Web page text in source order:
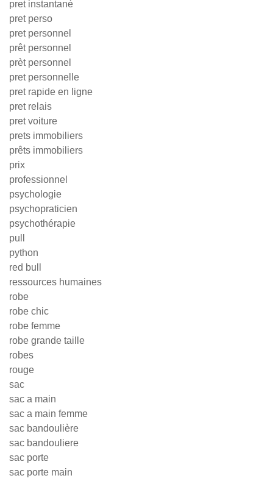
pret instantané
pret perso
pret personnel
prêt personnel
prèt personnel
pret personnelle
pret rapide en ligne
pret relais
pret voiture
prets immobiliers
prêts immobiliers
prix
professionnel
psychologie
psychopraticien
psychothérapie
pull
python
red bull
ressources humaines
robe
robe chic
robe femme
robe grande taille
robes
rouge
sac
sac a main
sac a main femme
sac bandoulière
sac bandouliere
sac porte
sac porte main